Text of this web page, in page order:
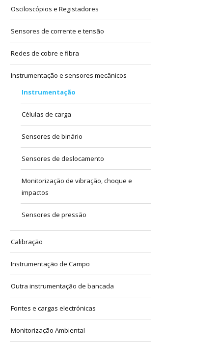
Osciloscópios e Registadores
Sensores de corrente e tensão
Redes de cobre e fibra
Instrumentação e sensores mecânicos
Instrumentação
Células de carga
Sensores de binário
Sensores de deslocamento
Monitorização de vibração, choque e
impactos
Sensores de pressão
Calibração
Instrumentação de Campo
Outra instrumentação de bancada
Fontes e cargas electrónicas
Monitorização Ambiental